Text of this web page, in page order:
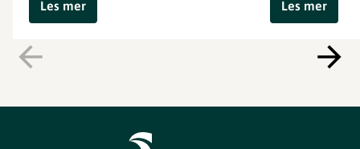
Les mer
Les mer